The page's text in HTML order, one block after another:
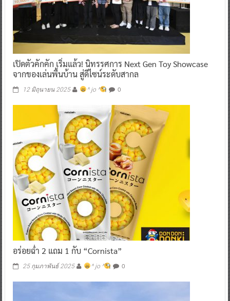
เปิดตัวคักคัก เริ่มแล้ว! นิทรรศการ Next Gen Toy Showcase
จากของเล่นพื้นบ้าน สู่ดีไซน์ระดับสากล
12 มิถุนายน 2025 ^ jo ^ 0
อร่อยฉ่ำ 2 แถม 1 กับ “Cornista”
25 กุมภาพันธ์ 2025 ^ jo ^ 0